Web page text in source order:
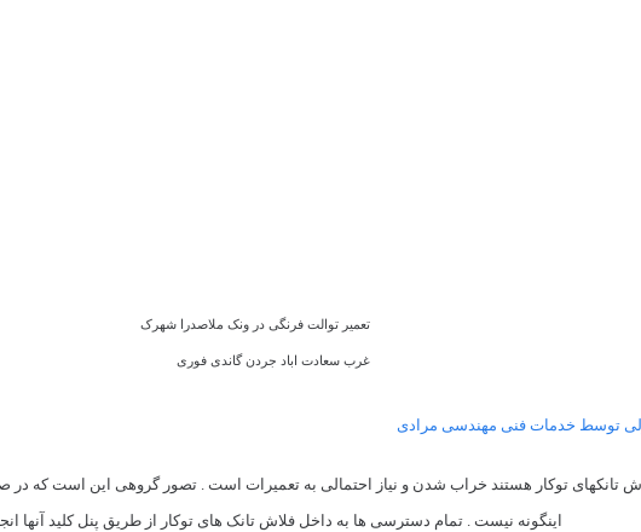
تعمیر توالت فرنگی در ونک ملاصدرا شهرک
غرب سعادت اباد جردن گاندی فوری
توسط خدمات فنی مهندسی مرادی
تانکهای توکار هستند خراب شدن و نیاز احتمالی به تعمیرات است . تصور گروهی این است که
اینگونه نیست . تمام دسترسی ها به داخل فلاش تانک های توکار از طریق پنل کلید آنها